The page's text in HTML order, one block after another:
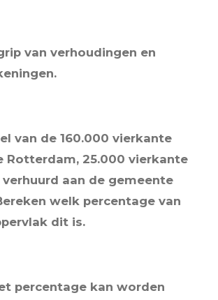
van verhoudingen en
van de 160.000 vierkante
Rotterdam, 25.000 vierkante
aan de gemeente
welk percentage van
dit is.
percentage kan worden